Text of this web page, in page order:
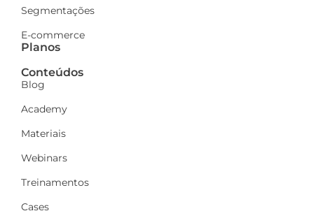
Segmentações
E-commerce
Planos
Conteúdos
Blog
Academy
Materiais
Webinars
Treinamentos
Cases